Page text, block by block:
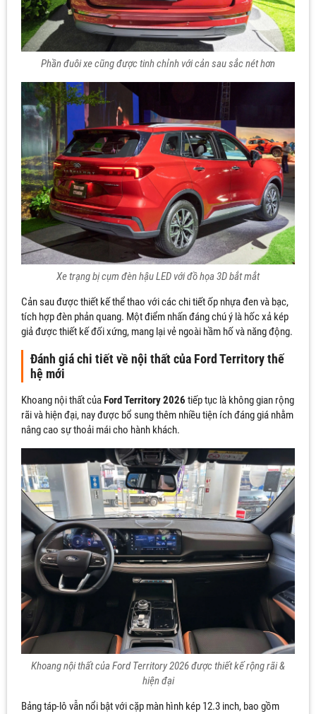
Phần đuôi xe cũng được tinh chỉnh với cản sau sắc nét hơn
Xe trạng bị cụm đèn hậu LED với đồ họa 3D bắt mắt
Cản sau được thiết kế thể thao với các chi tiết ốp nhựa đen và bạc,
tích hợp đèn phản quang. Một điểm nhấn đáng chú ý là hốc xả kép
giả được thiết kế đối xứng, mang lại vẻ ngoài hầm hố và năng động.
Đánh giá chi tiết về nội thất của Ford Territory thế
hệ mới
Khoang nội thất của Ford Territory 2026 tiếp tục là không gian rộng
rãi và hiện đại, nay được bổ sung thêm nhiều tiện ích đáng giá nhằm
nâng cao sự thoải mái cho hành khách.
Khoang nội thất của Ford Territory 2026 được thiết kế rộng rãi &
hiện đại
Bảng táp-lô vẫn nổi bật với cặp màn hình kép 12.3 inch, bao gồm